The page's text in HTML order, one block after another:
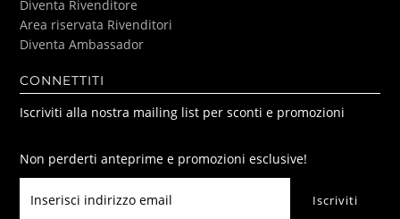
Diventa Rivenditore
Area riservata Rivenditori
Diventa Ambassador
CONNETTITI
Iscriviti alla nostra mailing list per sconti e promozioni
Non perderti anteprime e promozioni esclusive!